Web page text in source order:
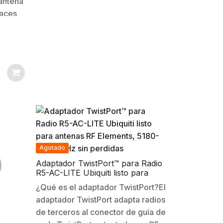
Agotado
Adaptador TwistPort™ para Radio
R5-AC-LITE Ubiquiti listo para
antenas RF Elements, 5180-6400
MHz sin perdidas
¿Qué es el adaptador TwistPort?El
adaptador TwistPort adapta radios
de terceros al conector de guía de